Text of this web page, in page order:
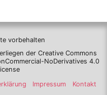
vorbehalten
der Creative Commons
NoDerivatives 4.0
Impressum Kontakt